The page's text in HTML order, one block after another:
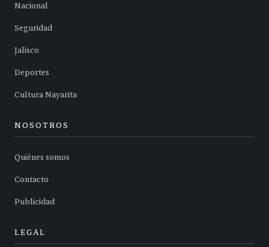
Nacional
Seguridad
Jalisco
Deportes
Cultura Nayarita
NOSOTROS
Quiénes somos
Contacto
Publicidad
LEGAL